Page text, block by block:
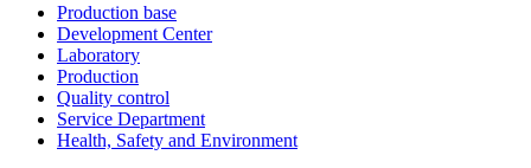
Production base
Development Center
Laboratory
Production
Quality control
Service Department
Health, Safety and Environment